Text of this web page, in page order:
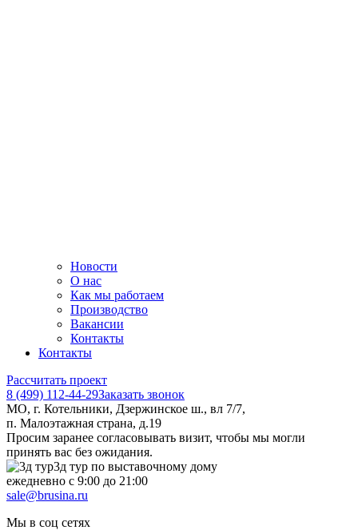
Новости
О нас
Как мы работаем
Производство
Вакансии
Контакты
Контакты
Рассчитать проект
8 (499) 112-44-29Заказать звонок
МО, г. Котельники, Дзержинское ш., вл 7/7,
п. Малоэтажная страна, д.19
Просим заранее согласовывать визит, чтобы мы могли
принять вас без ожидания.
3д тур по выставочному дому
ежедневно с 9:00 до 21:00
sale@brusina.ru
Мы в соц сетях